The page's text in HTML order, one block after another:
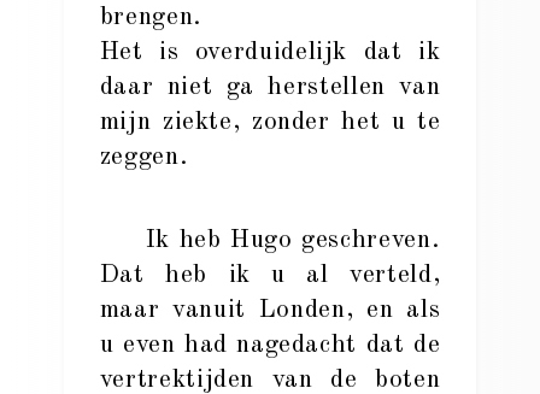
brengen.
Het is overduidelijk dat ik
daar niet ga herstellen van
mijn ziekte, zonder het u te
zeggen.
Ik heb Hugo geschreven.
Dat heb ik u al verteld,
maar vanuit Londen, en als
u even had nagedacht dat de
vertrektijden van de boten